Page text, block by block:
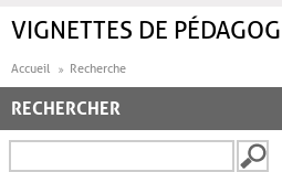
VIGNETTES DE
Accueil Recherche
RECHERCHER